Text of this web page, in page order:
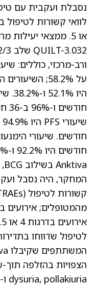
לטיפול שדווחו
dysuria, pollakiuria ו-hematuria.